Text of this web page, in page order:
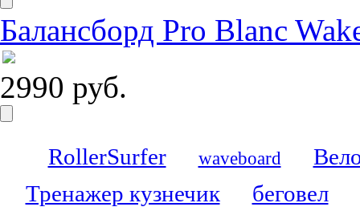
Балансборд Pro Blanc
2990 руб.
RollerSurfer waveboard
Тренажер кузнечик
беговел